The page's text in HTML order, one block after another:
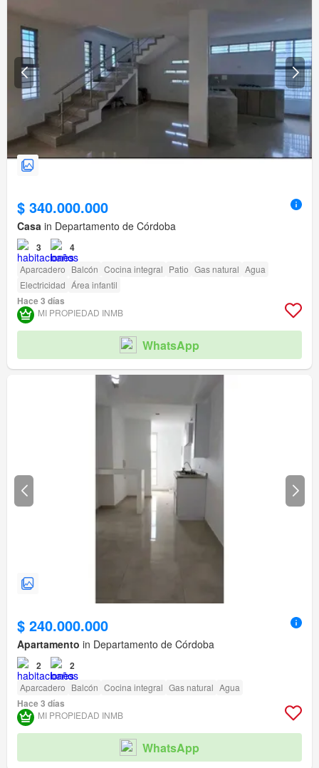
$ 340.000.000
Casa in Departamento de Córdoba
3 4
Aparcadero Balcón Cocina integral Patio Gas natural Agua
Electricidad Área infantil
Hace 3 días
MI PROPIEDAD INMB
WhatsApp
$ 240.000.000
Apartamento in Departamento de Córdoba
2 2
Aparcadero Balcón Cocina integral Gas natural Agua
Hace 3 días
MI PROPIEDAD INMB
WhatsApp